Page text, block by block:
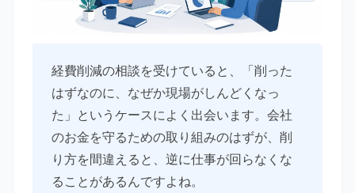
経費削減の相談を受けていると、「削った
はずなのに、なぜか現場がしんどくなっ
た」というケースによく出会います。会社
のお金を守るための取り組みのはずが、削
り方を間違えると、逆に仕事が回らなくな
ることがあるんですよね。